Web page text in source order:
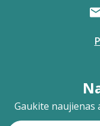
Gaukite naujienas